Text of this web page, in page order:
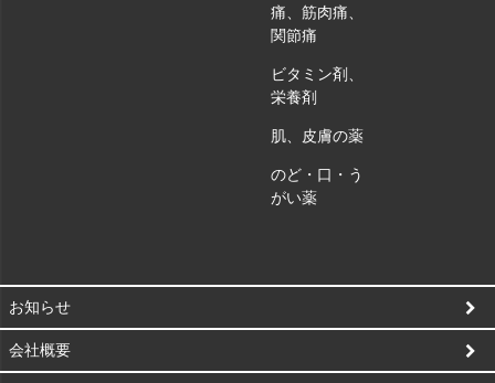
痛、筋肉痛、
関節痛
ビタミン剤、
栄養剤
肌、皮膚の薬
のど・口・う
がい薬
お知らせ
会社概要